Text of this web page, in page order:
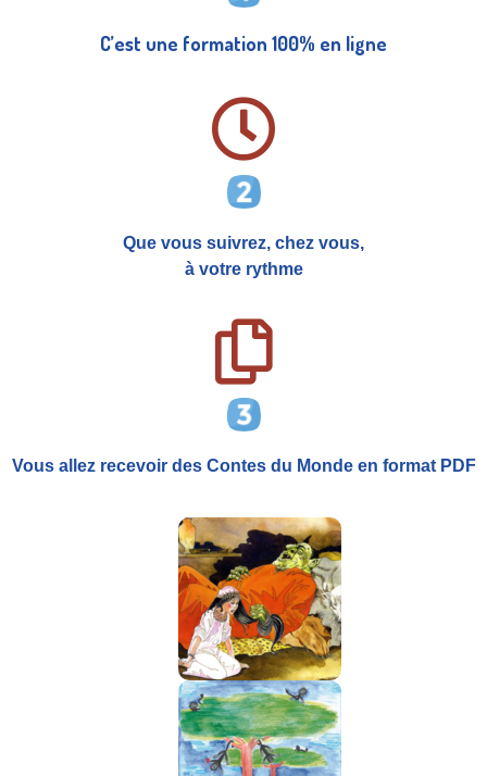
C’est une formation 100% en ligne
Que vous suivrez, chez vous,
à votre rythme
Vous allez recevoir des Contes du Monde en format PDF